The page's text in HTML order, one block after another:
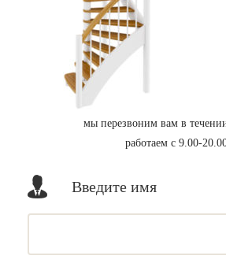
мы перезвоним вам в
работаем с 9.00-
Введите имя